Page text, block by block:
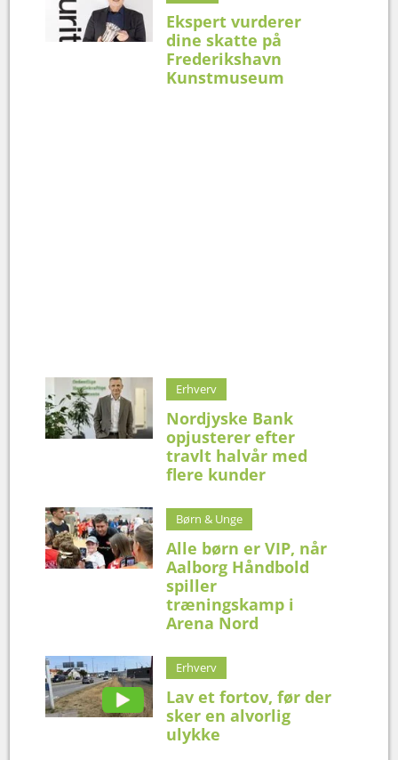
Ekspert vurderer
dine skatte på
Frederikshavn
Kunstmuseum
Erhverv
Nordjyske Bank
opjusterer efter
travlt halvår med
flere kunder
Børn & Unge
Alle børn er VIP, når
Aalborg Håndbold
spiller
træningskamp i
Arena Nord
Erhverv
Lav et fortov, før der
sker en alvorlig
ulykke